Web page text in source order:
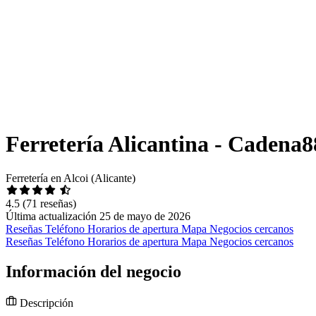
Ferretería Alicantina -
Ferretería en Alcoi (Alicante)
4.5 (71 reseñas)
Última actualización 25 de mayo de 2026
Reseñas Teléfono Horarios de apertura Mapa Negocios cercanos
Reseñas Teléfono Horarios de apertura Mapa Negocios cercanos
Información del negocio
Descripción